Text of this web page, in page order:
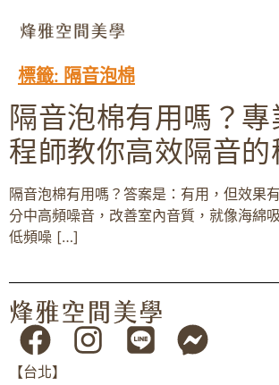
標籤: 隔音泡棉
隔音泡棉有用嗎？
程師教你高效隔音的
隔音泡棉有用嗎？答案是：有用，但效果
分中高頻噪音，改善室內音質，就像海綿
低頻噪 […]
【台北】